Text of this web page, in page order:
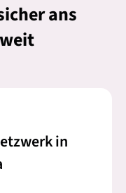
ans
in